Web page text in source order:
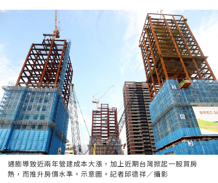
通膨導致近兩年營建成本大漲，加上近期台灣掀起一股買房
熱，而推升房價水準。示意圖。記者邱德祥／攝影